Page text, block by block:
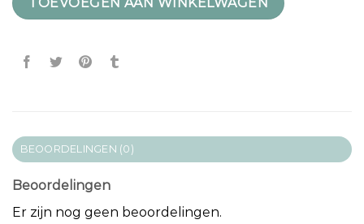
BEOORDELINGEN (0)
Beoordelingen
Er zijn nog geen beoordelingen.